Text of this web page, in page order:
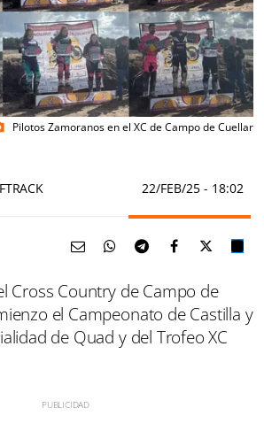
Pilotos Zamoranos en el XC de Campo de Cuellar
22/FEB/25 - 18:02
Cross Country de Campo de
el Campeonato de Castilla y
de Quad y del Trofeo XC